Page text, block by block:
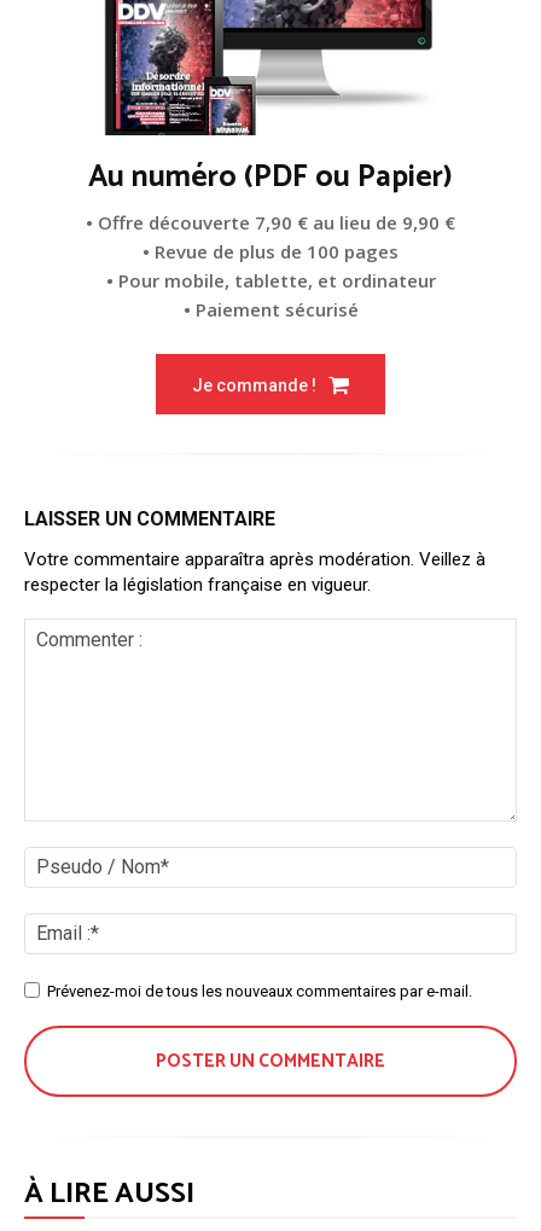
Au numéro (PDF ou Papier)
• Offre découverte 7,90 € au lieu de 9,90 €
• Revue de plus de 100 pages
• Pour mobile, tablette, et ordinateur
• Paiement sécurisé
Je commande !
LAISSER UN COMMENTAIRE
Votre commentaire apparaîtra après modération. Veillez à
respecter la législation française en vigueur.
/
:*
SitePrévenez-moi de tous les nouveaux commentaires par e-mail.
À LIRE AUSSI